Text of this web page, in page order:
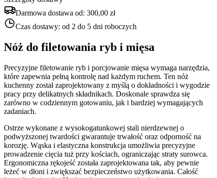
Darmowa dostawa od: 300,00 zł
Czas dostawy: od 2 do 5 dni roboczych
Nóż do filetowania ryb i mięsa
Precyzyjne filetowanie ryb i porcjowanie mięsa wymaga narzędzia,
które zapewnia pełną kontrolę nad każdym ruchem. Ten nóż
kuchenny został zaprojektowany z myślą o dokładności i wygodzie
pracy przy delikatnych składnikach. Doskonale sprawdza się
zarówno w codziennym gotowaniu, jak i bardziej wymagających
zadaniach.
Ostrze wykonane z wysokogatunkowej stali nierdzewnej o
podwyższonej twardości gwarantuje trwałość oraz odporność na
korozję. Wąska i elastyczna konstrukcja umożliwia precyzyjne
prowadzenie cięcia tuż przy kościach, ograniczając straty surowca.
Ergonomiczna rękojeść została zaprojektowana tak, aby pewnie
leżeć w dłoni i zwiększać bezpieczeństwo użytkowania. Całość